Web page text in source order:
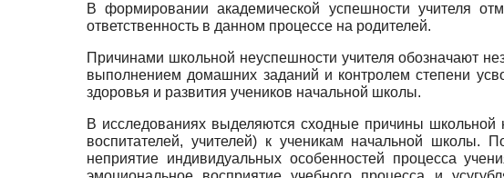
В формировании академической успешности учителя
ответственность в данном процессе на родителей.
Причинами школьной неуспешности учителя обозначают
выполнением домашних заданий и контролем степени
здоровья и развития учеников начальной школы.
В исследованиях выделяются сходные причины
воспитателей, учителей) к ученикам начальной школы.
неприятие индивидуальных особенностей процесса